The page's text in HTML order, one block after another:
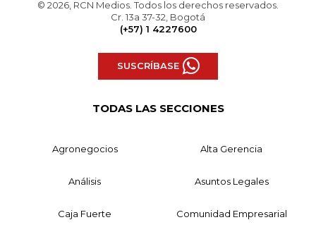
© 2026, RCN Medios. Todos los derechos reservados.
Cr. 13a 37-32, Bogotá
(+57) 1 4227600
SUSCRÍBASE
TODAS LAS SECCIONES
Agronegocios Alta Gerencia
Análisis Asuntos Legales
Caja Fuerte Comunidad Empresarial